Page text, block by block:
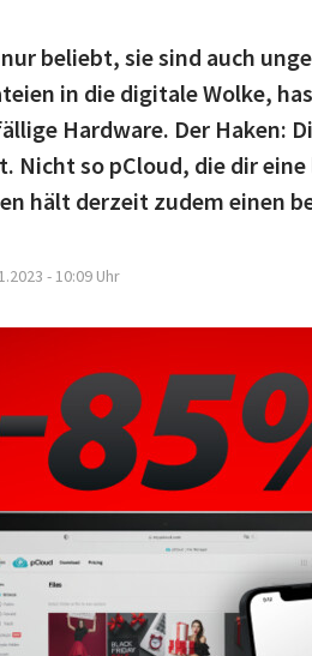
beliebt, sie sind auch
in die digitale Wolke,
Hardware. Der Haken:
Nicht so pCloud, die dir
hält derzeit zudem einen
- 10:09 Uhr